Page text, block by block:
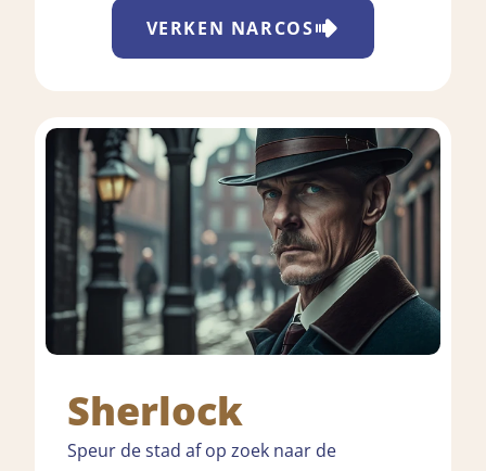
VERKEN NARCOS
Sherlock
Speur de stad af op zoek naar de